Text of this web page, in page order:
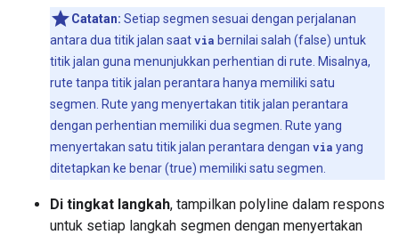
Catatan: Setiap segmen sesuai dengan perjalanan
antara dua titik jalan saatvia bernilai salah (false) untuk
titik jalan guna menunjukkan perhentian di rute. Misalnya,
rute tanpa titik jalan perantara hanya memiliki satu
segmen. Rute yang menyertakan titik jalan perantara
dengan perhentian memiliki dua segmen. Rute yang
menyertakan satu titik jalan perantara dengan via yang
ditetapkan ke benar (true) memiliki satu segmen.
Di tingkat langkah, tampilkan polyline dalam respons
untuk setiap langkah segmen dengan menyertakan